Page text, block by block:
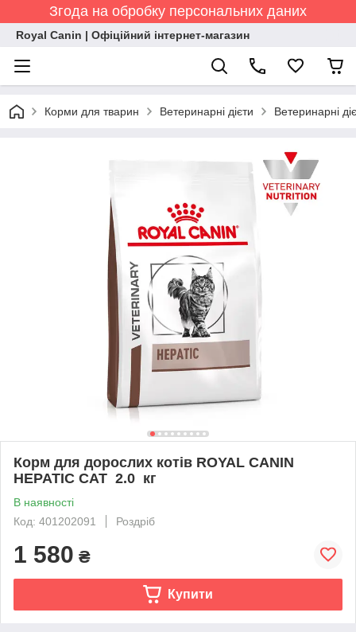
Згода на обробку персональних даних
Royal Canin | Офіційний інтернет-магазин
Корми для тварин Ветеринарні дієти Ветеринарні
Корм для дорослих котів ROYAL CANIN
HEPATIC CAT 2.0 кг
В наявності
Код: 401202091
Роздріб
1 580 ₴
Купити